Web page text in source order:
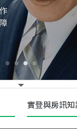
實登與房訊知